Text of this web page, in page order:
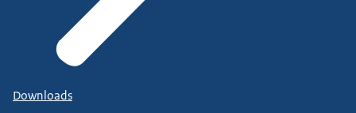
Downloads